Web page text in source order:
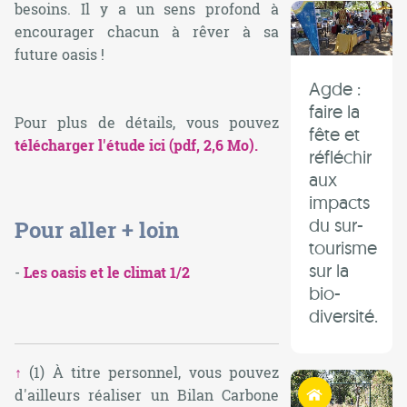
besoins. Il y a un sens profond à
encourager chacun à rêver à sa
future oasis !
Pour plus de détails, vous pouvez
télécharger l'étude ici (pdf, 2,6 Mo).
Pour aller + loin
- Les oasis et le climat 1/2
↑ (1) À titre personnel, vous pouvez
d'ailleurs réaliser un Bilan Carbone
Agde :
faire la
fête et
réfléchir
aux
impacts
du sur-
tourisme
sur la
bio-
diversité.
Habiter autrement